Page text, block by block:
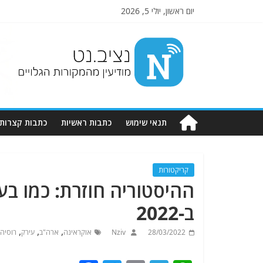
יום ראשון, יולי 5, 2026
Nziv.net
מודיעין
מהמקורות
תנאי שימוש כתבות ראשיות כתבות קצרות
קריקטורות
ב-2022
28/03/2022
Nziv אוקראינה, ארה"ב, עירק, רוסיה